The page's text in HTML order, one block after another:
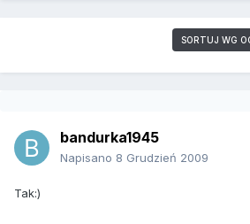
SORTUJ WG
bandurka1945
Napisano 8 Grudzień 2009
Tak:)